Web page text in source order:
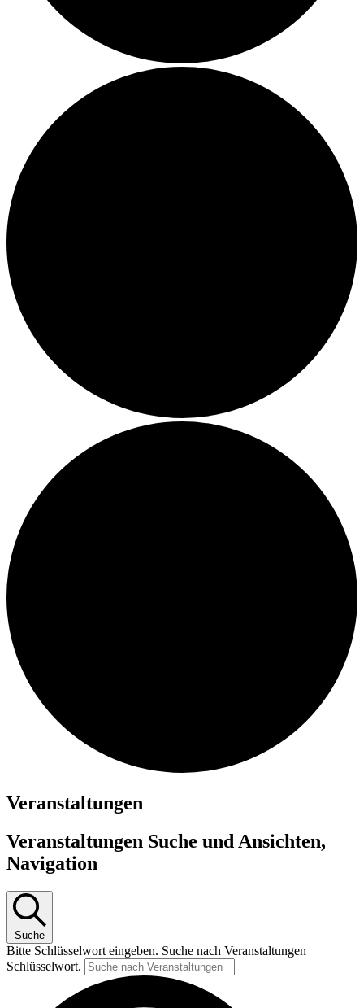
Veranstaltungen
Veranstaltungen Suche und Ansichten,
Navigation
Suche
Bitte Schlüsselwort eingeben. Suche nach Veranstaltungen
Schlüsselwort.